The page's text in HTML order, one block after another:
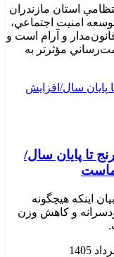
استان مازندران
امنيت اجتماعي،
و آرام است و
مؤثرتر به
تا پایان سال/
ماست
اینکه هیچگونه
و کاهش وزن